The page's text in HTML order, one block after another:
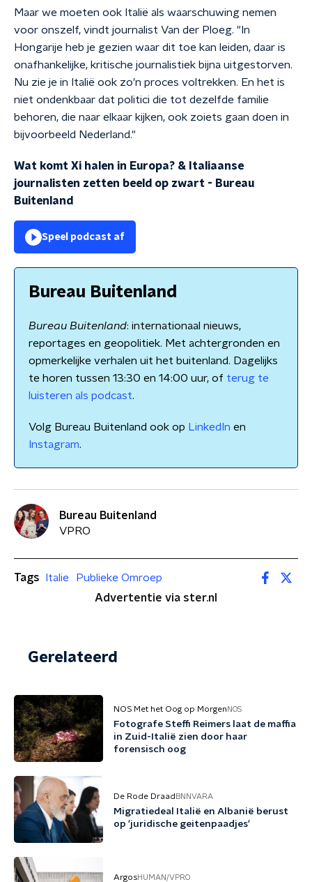
Maar we moeten ook Italië als waarschuwing nemen
voor onszelf, vindt journalist Van der Ploeg. "In
Hongarije heb je gezien waar dit toe kan leiden, daar is
onafhankelijke, kritische journalistiek bijna uitgestorven.
Nu zie je in Italië ook zo'n proces voltrekken. En het is
niet ondenkbaar dat politici die tot dezelfde familie
behoren, die naar elkaar kijken, ook zoiets gaan doen in
bijvoorbeeld Nederland."
Wat komt Xi halen in Europa? & Italiaanse
journalisten zetten beeld op zwart - Bureau
Buitenland
Speel podcast af
Bureau Buitenland
Bureau Buitenland: internationaal nieuws,
reportages en geopolitiek. Met achtergronden en
opmerkelijke verhalen uit het buitenland. Dagelijks
te horen tussen 13:30 en 14:00 uur, of terug te
luisteren als podcast.
Volg Bureau Buitenland ook op LinkedIn en
Instagram.
Bureau Buitenland
VPRO
Tags Italie
Publieke Omroep
Advertentie via ster.nl
Gerelateerd
NOS Met het Oog op Morgen NOS
Fotografe Steffi Reimers laat de maffia
in Zuid-Italië zien door haar
forensisch oog
De Rode Draad BNNVARA
Migratiedeal Italië en Albanië berust
op 'juridische geitenpaadjes'
ArgosHUMAN/VPRO